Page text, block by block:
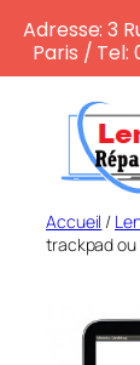
contenu
Accueil /
trackpad ou
Adresse: 3
Paris / Tel: